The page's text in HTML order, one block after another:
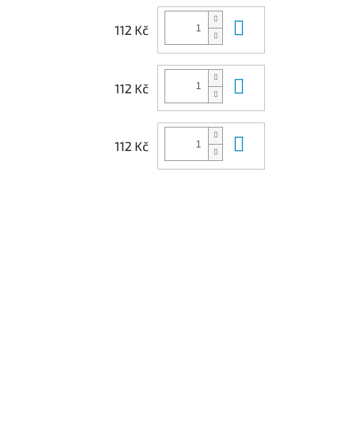
112 Kč
112 Kč
112 Kč